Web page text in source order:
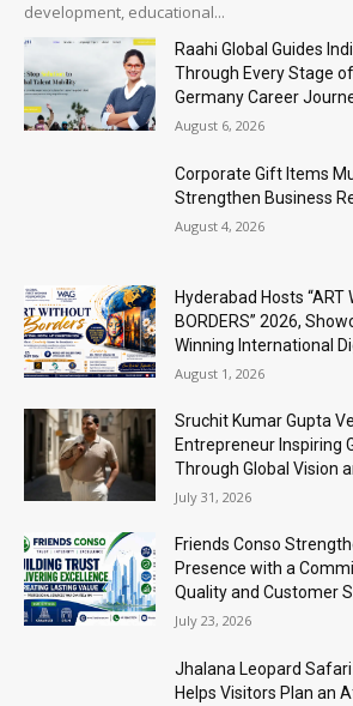
development, educational...
Raahi Global Guides
Through Every Stage
Germany Career
August 6, 2026
Corporate Gift Items
Strengthen Business
August 4, 2026
Hyderabad Hosts “ART
BORDERS” 2026,
Winning International
August 1, 2026
Sruchit Kumar Gupta
Entrepreneur Inspiring
Through Global Vision
July 31, 2026
Friends Conso
Presence with a
Quality and Customer
July 23, 2026
Jhalana Leopard
Helps Visitors Plan an